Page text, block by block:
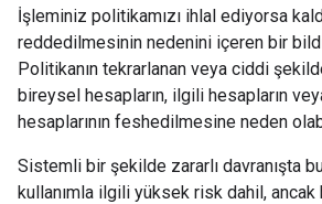
İşleminiz politikamızı ihlal ediyorsa
reddedilmesinin nedenini içeren bir
Politikanın tekrarlanan veya ciddi
bireysel hesapların, ilgili hesapların
hesaplarının feshedilmesine neden
Sistemli bir şekilde zararlı davranışta
kullanımla ilgili yüksek risk dahil, ancak